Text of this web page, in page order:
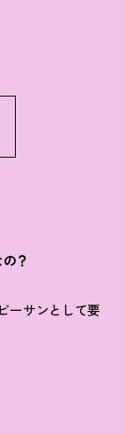
？
ーサンとして要